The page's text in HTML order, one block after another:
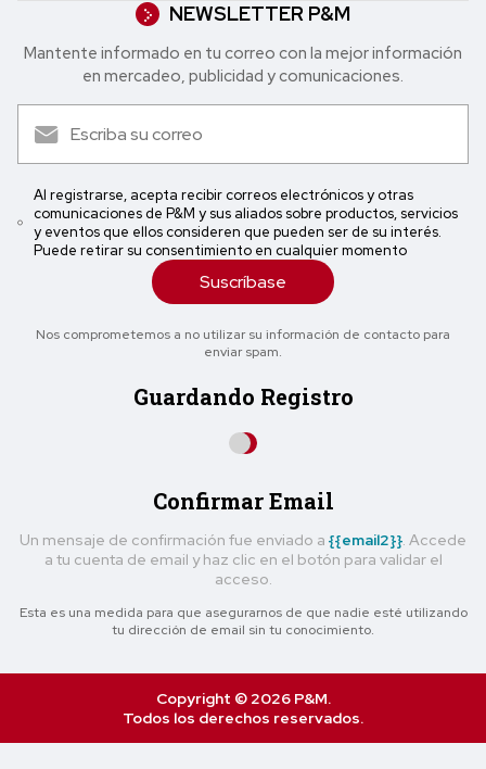
NEWSLETTER P&M
Mantente informado en tu correo con la mejor in formación
en mercadeo, publicidad y comunicaciones.
Al registrarse, acepta recibir correos electrónicos y otras
comunicaciones de P&M y sus aliados sobre productos, servicios
y eventos que ellos consideren que pueden ser de su interés.
Puede retirar su consentimiento en cualquier momento
Suscríbase
Nos comprometemos a no utilizar su información de contacto para
enviar spam.
Guardando Registro
Confirmar Email
Un mensaje de confirmación fue enviado a {{email2}}. Accede
a tu cuenta de email y haz clic en el botón para validar el
acceso.
Esta es una medida para que asegurarnos de que nadie esté utilizando
tu dirección de email sin tu conocimiento.
Copyright © 2026 P&M.
Todos los derechos reservados.